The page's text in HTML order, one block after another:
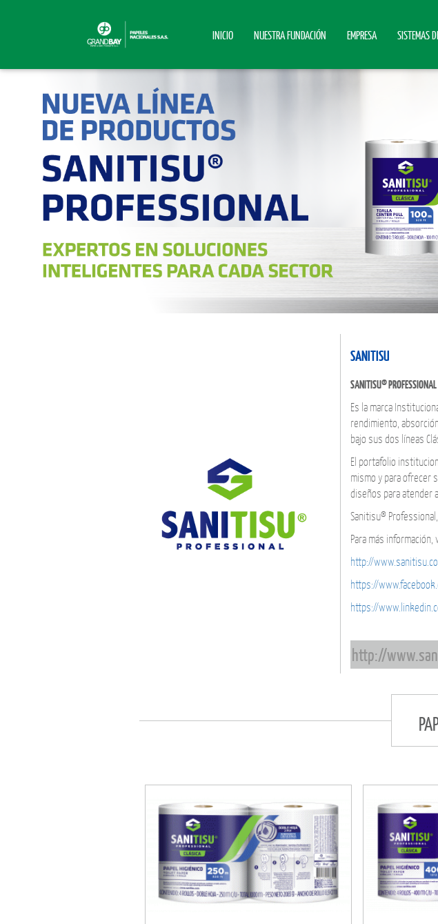
INICIO NUESTRA FUNDACIÓN EMPRESA SISTEMAS
SANITISU
SANITISU® PROFESSIONAL
Es la marca
rendimiento,
bajo sus dos líneas
El portafolio
mismo y para ofrecer
diseños para atender
Sanitisu®
Para más
http://
https://
https://
http://